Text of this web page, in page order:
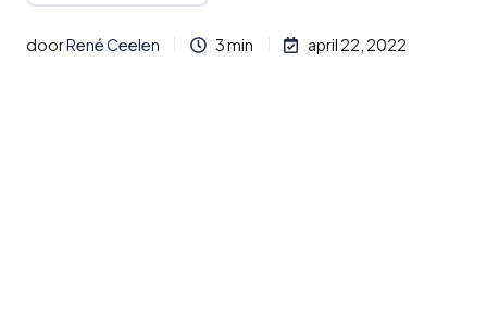
doorRené Ceelen 3 min april 22, 2022